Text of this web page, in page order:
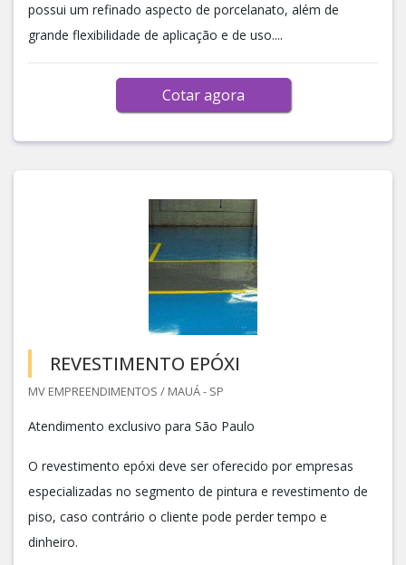
possui um refinado aspecto de porcelanato, além de
grande flexibilidade de aplicação e de uso....
Cotar agora
REVESTIMENTO EPÓXI
MV EMPREENDIMENTOS / MAUÁ - SP
Atendimento exclusivo para São Paulo
O revestimento epóxi deve ser oferecido por empresas
especializadas no segmento de pintura e revestimento de
piso, caso contrário o cliente pode perder tempo e
dinheiro.